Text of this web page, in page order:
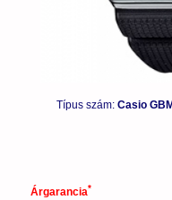
Típus szám: Casio
Árgarancia*